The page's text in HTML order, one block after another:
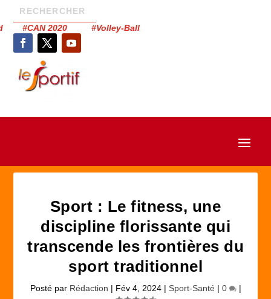
#CAN 2020 #Volley-Ball
Sport : Le fitness, une
discipline florissante qui
transcende les frontières du
sport traditionnel
Posté par Rédaction | Fév 4, 2024| Sport-Santé | 0 |